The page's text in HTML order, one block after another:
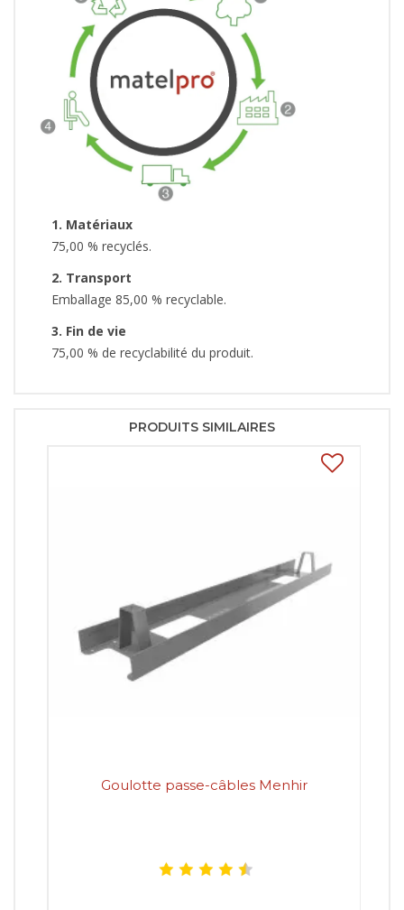
1. Matériaux
75,00 % recyclés.
2. Transport
Emballage 85,00 % recyclable.
3. Fin de vie
75,00 % de recyclabilité du produit.
PRODUITS SIMILAIRES
Goulotte passe-câbles Menhir